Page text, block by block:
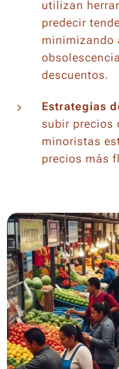
utilizan
predecir
minimizando
descuentos.
Estrategias
subir precios
minoristas
precios más